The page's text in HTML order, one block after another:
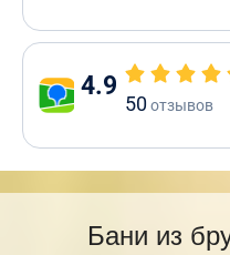
4.9
50отзывов
Бани из